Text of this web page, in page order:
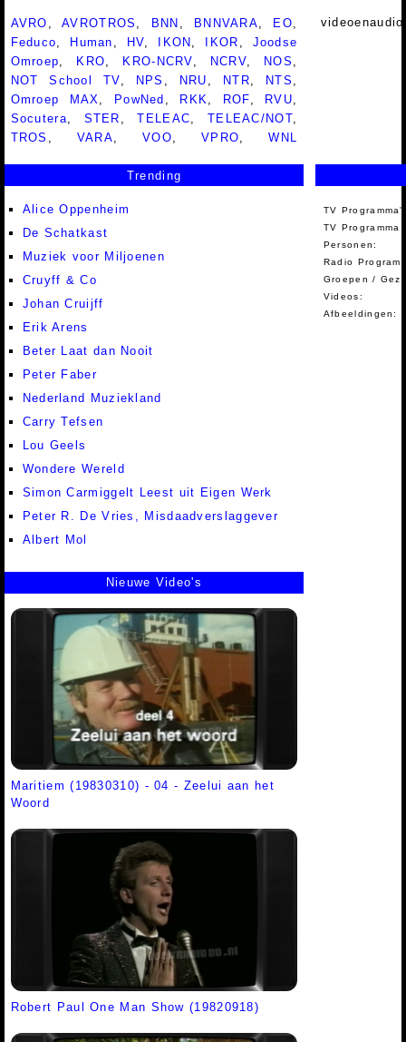
AVRO ,AVROTROS , BNN , BNNVARA, EO,
Feduco, Human , HV, IKON , IKOR , Joodse
Omroep, KRO, KRO-NCRV, NCRV, NOS ,
NOT School TV, NPS , NRU , NTR, NTS ,
Omroep MAX, PowNed , RKK, ROF, RVU,
Socutera, STER ,TELEAC, TELEAC/NOT,
TROS , VARA,VOO,VPRO,WNL
Trending
Alice Oppenheim
De Schatkast
Muziek voor Miljoenen
Cruyff & Co
Johan Cruijff
Erik Arens
Beter Laat dan Nooit
Peter Faber
Nederland Muziekland
Carry Tefsen
Lou Geels
Wondere Wereld
Simon Carmiggelt Leest uit Eigen Werk
Peter R. De Vries, Misdaadverslaggever
Albert Mol
TV
TV Programma
Personen:
Radio
Groepen /
Videos:
Afbeeldingen:
Nieuwe Video's
Maritiem (19830310) - 04 - Zeelui aan het
Woord
Robert Paul One Man Show (19820918)